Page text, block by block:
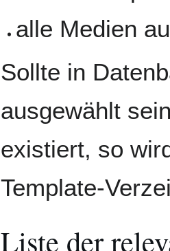
alle Medien
Sollte in
ausgewählt
existiert, so
Template-
Liste der